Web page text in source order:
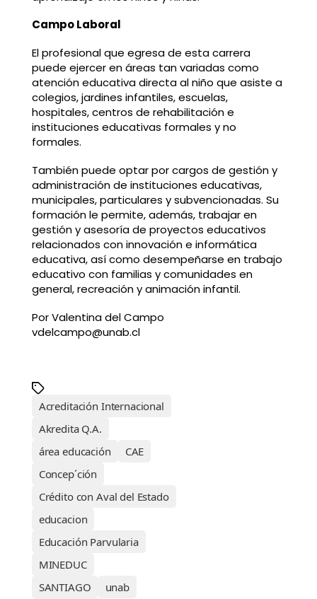
Campo Laboral
El profesional que egresa de esta carrera
puede ejercer en áreas tan variadas como
atención educativa directa al niño que asiste a
colegios, jardines infantiles, escuelas,
hospitales, centros de rehabilitación e
instituciones educativas formales y no
formales.
También puede optar por cargos de gestión y
administración de instituciones educativas,
municipales, particulares y subvencionadas. Su
formación le permite, además, trabajar en
gestión y asesoría de proyectos educativos
relacionados con innovación e informática
educativa, así como desempeñarse en trabajo
educativo con familias y comunidades en
general, recreación y animación infantil.
Por Valentina del Campo
vdelcampo@unab.cl
Acreditación Internacional
Akredita Q.A.
área educación
CAE
Concep´ción
Crédito con Aval del Estado
educacion
Educación Parvularia
MINEDUC
SANTIAGO
unab